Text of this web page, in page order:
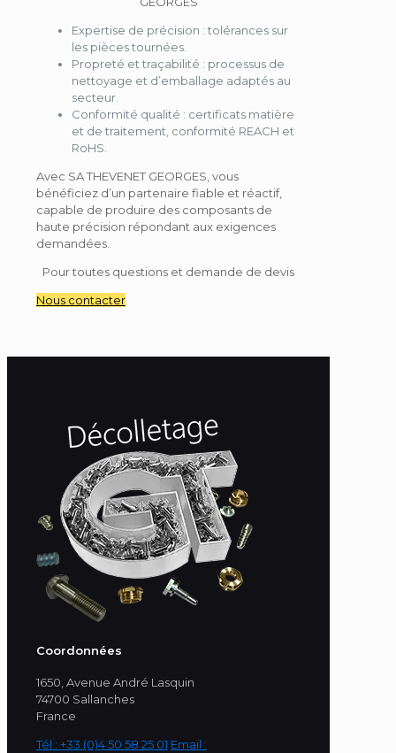
Expertise de précision : tolérances sur
les pièces tournées.
Propreté et traçabilité : processus de
nettoyage et d’emballage adaptés au
secteur.
Conformité qualité : certificats matière
et de traitement, conformité REACH et
RoHS.
Avec SA THEVENET GEORGES, vous
bénéficiez d’un partenaire fiable et réactif,
capable de produire des composants de
haute précision répondant aux exigences
demandées.
Pour toutes questions et demande de devis
Nous contacter
Coordonnées
1650, Avenue André Lasquin
74700 Sallanches
France
Tél : +33 (0)4 50 58 25 01 Email :